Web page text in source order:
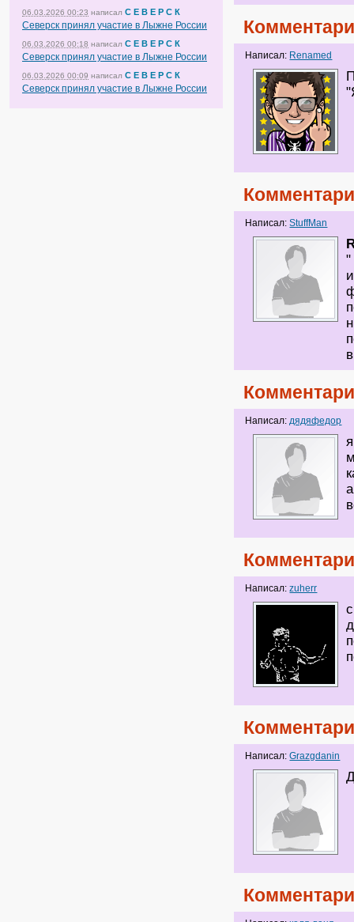
06.03.2026 00:23 написал С Е В Е Р С К
Северск принял участие в Лыжне России
06.03.2026 00:18 написал С Е В Е Р С К
Северск принял участие в Лыжне России
06.03.2026 00:09 написал С Е В Е Р С К
Северск принял участие в Лыжне России
Написал: Renamed
Написал:StuffMan
"
Написал:дядяфедор
Написал:zuherr
Написал:Grazgdanin